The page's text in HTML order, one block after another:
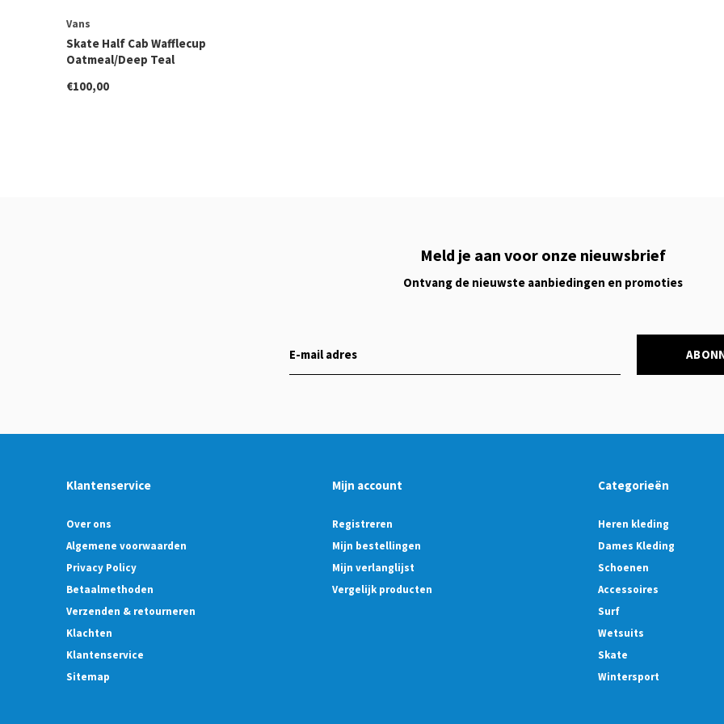
Vans
Skate Half Cab Wafflecup
Oatmeal/Deep Teal
€100,00
Meld je aan voor onze nieuwsbrief
Ontvang de nieuwste aanbiedingen en promoties
Klantenservice
Over ons
Algemene voorwaarden
Privacy Policy
Betaalmethoden
Verzenden & retourneren
Klachten
Klantenservice
Sitemap
Mijn account
Registreren
Mijn bestellingen
Mijn verlanglijst
Vergelijk producten
Categorieën
Heren kleding
Dames Kleding
Schoenen
Accessoires
Surf
Wetsuits
Skate
Wintersport